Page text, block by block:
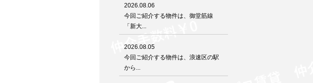
2026.08.06
今回ご紹介する物件は、御堂筋線
「新大...
2026.08.05
今回ご紹介する物件は、浪速区の駅
から...